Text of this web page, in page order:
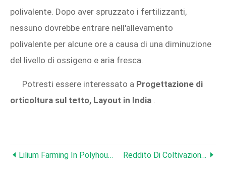
polivalente. Dopo aver spruzzato i fertilizzanti,
nessuno dovrebbe entrare nell'allevamento
polivalente per alcune ore a causa di una diminuzione
del livello di ossigeno e aria fresca.
Potresti essere interessato a Progettazione di
orticoltura sul tetto, Layout in India
Lilium Farming In Polyhouse (Lily Flowers) Per Profitto Reddito Di Coltivazione Del Miglio Coda Di Volpe, Prodotto, Relazione Di Progetto